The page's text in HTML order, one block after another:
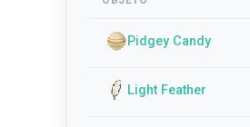
Pidgey Candy
Light Feather